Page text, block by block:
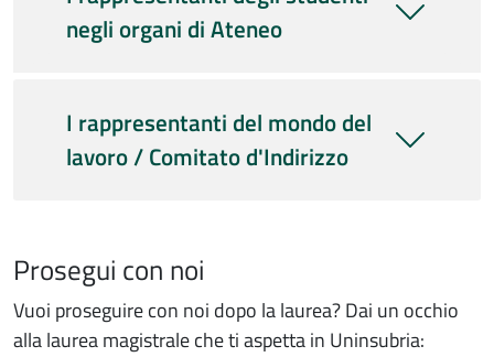
negli organi di Ateneo
I rappresentanti del mondo del
lavoro / Comitato d'Indirizzo
Prosegui con noi
Vuoi proseguire con noi dopo la laurea? Dai un occhio
alla laurea magistrale che ti aspetta in Uninsubria: